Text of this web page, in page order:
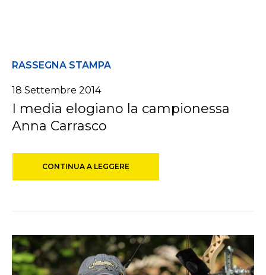
RASSEGNA STAMPA
18 Settembre 2014
I media elogiano la campionessa
Anna Carrasco
CONTINUA A LEGGERE